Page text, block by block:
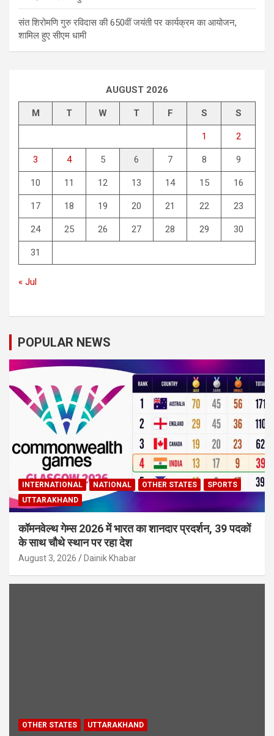
संत शिरोमणि गुरु रविदास की 650वीं जयंती पर कार्यक्रम का आयोजन,
शामिल हुए सीएम धामी
AUGUST 2026
M T W T F S S
1 2
3 4 5 6 7 8 9
10 11 12 13 14 15 16
17 18 19 20 21 22 23
24 25 26 27 28 29 30
31
« Jul
POPULAR NEWS
INTERNATIONAL NATIONAL OTHER STATES
SPORTS
UTTARAKHAND
कॉमनवेल्थ गेम्स 2026 में भारत का शानदार प्रदर्शन, 39 पदकों
के साथ चौथे स्थान पर रहा देश
August 3, 2026 Dainik Khabar
OTHER STATES UTTARAKHAND